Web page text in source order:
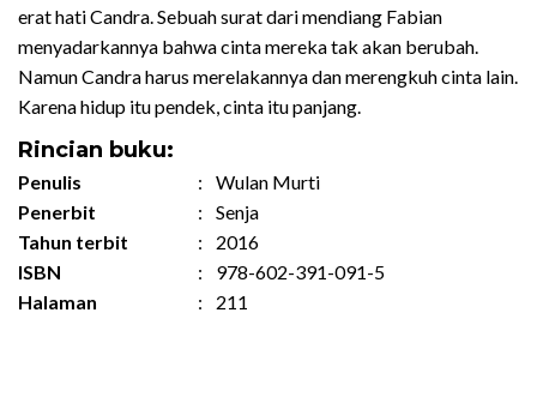
erat hati Candra. Sebuah surat dari mendiang Fabian
menyadarkannya bahwa cinta mereka tak akan berubah.
Namun Candra harus merelakannya dan merengkuh cinta lain.
Karena hidup itu pendek, cinta itu panjang.
Rincian buku:
Penulis :
Wulan Murti
Penerbit
:
Senja
Tahun terbit
:
2016
ISBN
:
978-602-391-091-5
Halaman
: 211